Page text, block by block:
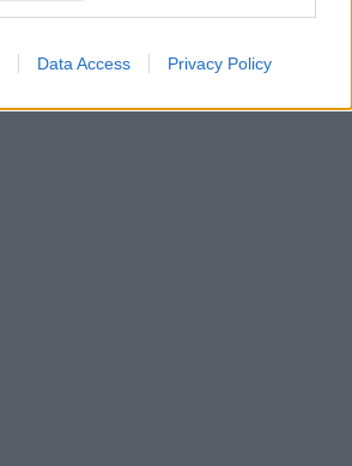
Data Access Privacy Policy